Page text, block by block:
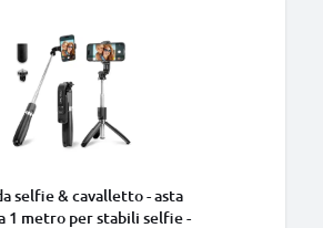
selfie & cavalletto - asta
1 metro per stabili selfie -